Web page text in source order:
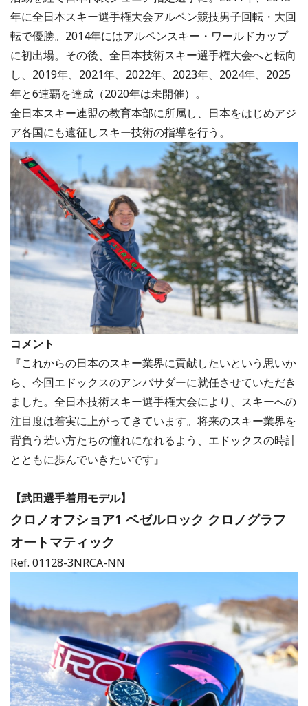
年に全日本スキー選手権大会アルペン競技男子回転・大回
転で優勝。2014年にはアルペンスキー・ワールドカップ
に初出場。その後、全日本技術スキー選手権大会へと転向
し、2019年、2021年、2022年、2023年、2024年、2025
年と6連覇を達成（2020年は未開催）。
全日本スキー連盟の教育本部に所属し、日本をはじめアジ
ア各国にも遠征しスキー技術の指導を行う。
コメント
『これからの日本のスキー業界に貢献したいという思いか
ら、今回エドックスのアンバサダーに就任させていただき
ました。全日本技術スキー選手権大会により、スキーへの
注目度は着実に上がってきています。将来のスキー業界を
背負う若い方たちの憧れになれるよう、エドックスの時計
とともに歩んでいきたいです』
【武田選手着用モデル】
クロノオフショア1 ベゼルロック クロノグラフ
オートマティック
Ref. 01128-3NRCA-NN